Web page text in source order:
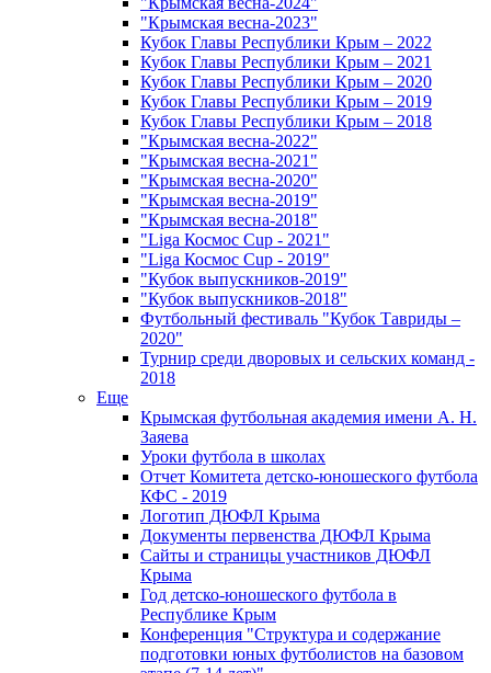
"Крымская весна-2023"
Кубок Главы Республики Крым – 2022
Кубок Главы Республики Крым – 2021
Кубок Главы Республики Крым – 2020
Кубок Главы Республики Крым – 2019
Кубок Главы Республики Крым – 2018
"Крымская весна-2022"
"Крымская весна-2021"
"Крымская весна-2020"
"Крымская весна-2019"
"Крымская весна-2018"
"Liga Космос Cup - 2021"
"Liga Космос Cup - 2019"
"Кубок выпускников-2019"
"Кубок выпускников-2018"
Футбольный фестиваль "Кубок Тавриды –
2020"
Турнир среди дворовых и сельских команд -
2018
Еще
Крымская футбольная академия имени А. Н.
Заяева
Уроки футбола в школах
Отчет Комитета детско-юношеского футбола
КФС - 2019
Логотип ДЮФЛ Крыма
Документы первенства ДЮФЛ Крыма
Сайты и страницы участников ДЮФЛ
Крыма
Год детско-юношеского футбола в
Республике Крым
Конференция "Структура и содержание
подготовки юных футболистов на базовом